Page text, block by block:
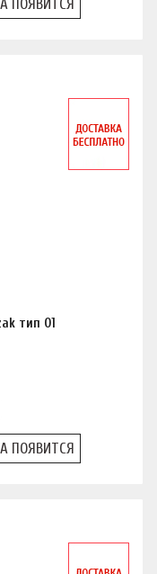
ПОЯВИТСЯ
тип 01
ПОЯВИТСЯ